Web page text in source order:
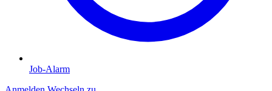
Job-Alarm